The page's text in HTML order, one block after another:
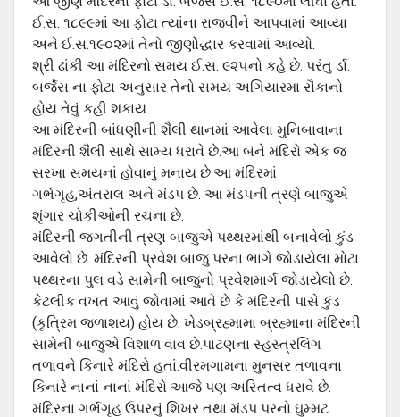
ઈ.સ. ૧૮૯૯માં આ ફોટા ત્યાંના રાજવીને આપવામાં આવ્યા
અને ઈ.સ.૧૯૦૨માં તેનો જીર્ણોદ્ધાર કરવામાં આવ્યો.
શ્રી ઢાંકી આ મંદિરનો સમય ઈ.સ. ૯૨૫નો કહે છે. પરંતુ ર્ડા.
બર્જેસ ના ફોટા અનુસાર તેનો સમય અગિયારમા સૈકાનો
હોય તેવું કહી શકાય.
આ મંદિરની બાંધણીની શૈલી થાનમાં આવેલા મુનિબાવાના
મંદિરની શૈલી સાથે સામ્ય ધરાવે છે.આ બંને મંદિરો એક જ
સરખા સમયનાં હોવાનું મનાય છે.આ મંદિરમાં
ગર્ભગૃહ,અંતરાલ અને મંડપ છે. આ મંડપની ત્રણે બાજુએ
શૃંગાર ચોકીઓની રચના છે.
મંદિરની જગતીની ત્રણ બાજુએ પથ્થરમાંથી બનાવેલો કુંડ
આવેલો છે. મંદિરની પ્રવેશ બાજુ પરના ભાગે જોડાયેલા મોટા
પથ્થરના પુલ વડે સામેની બાજુનો પ્રવેશમાર્ગ જોડાયેલો છે.
કેટલીક વખત આવું જોવામાં આવે છે કે મંદિરની પાસે કુંડ
(કૃત્રિમ જળાશય) હોય છે. ખેડબ્રહ્મામા બ્રહ્માના મંદિરની
સામેની બાજુએ વિશાળ વાવ છે.પાટણના સ્હસ્ત્રલિંગ
તળાવને કિનારે મંદિરો હતાં.વીરમગામના મુનસર તળાવના
કિનારે નાનાં નાનાં મંદિરો આજે પણ અસ્તિત્વ ધરાવે છે.
મંદિરના ગર્ભગૃહ ઉપરનું શિખર તથા મંડપ પરનો ઘુમ્મટ